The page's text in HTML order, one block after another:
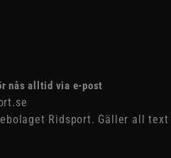
nås alltid via e-post
Ridsport. Gäller all text